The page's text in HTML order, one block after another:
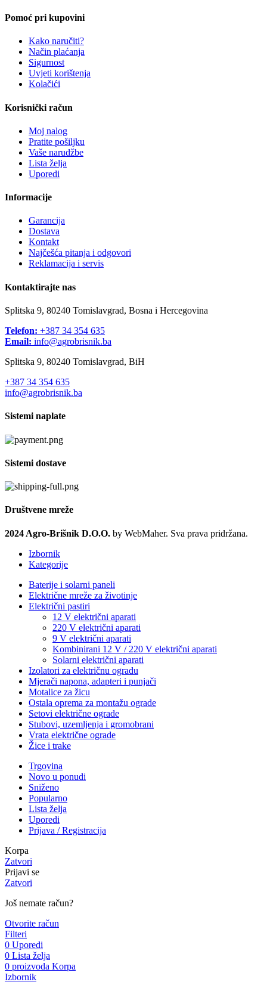
Pomoć pri kupovini
Kako naručiti?
Način plaćanja
Sigurnost
Uvjeti korištenja
Kolačići
Korisnički račun
Moj nalog
Pratite pošiljku
Vaše narudžbe
Lista želja
Uporedi
Informacije
Garancija
Dostava
Kontakt
Najčešća pitanja i odgovori
Reklamacija i servis
Kontaktirajte nas
Splitska 9, 80240 Tomislavgrad, Bosna i Hercegovina
Telefon: +387 34 354 635
Email: info@agrobrisnik.ba
Splitska 9, 80240 Tomislavgrad, BiH
+387 34 354 635
info@agrobrisnik.ba
Sistemi naplate
Sistemi dostave
Društvene mreže
2024 Agro-Brišnik D.O.O. by WebMaher. Sva prava pridržana.
Izbornik
Kategorije
Baterije i solarni paneli
Električne mreže za životinje
Električni pastiri
12 V električni aparati
220 V električni aparati
9 V električni aparati
Kombinirani 12 V / 220 V električni aparati
Solarni električni aparati
Izolatori za električnu ogradu
Mjerači napona, adapteri i punjači
Motalice za žicu
Ostala oprema za montažu ograde
Setovi električne ograde
Stubovi, uzemljenja i gromobrani
Vrata električne ograde
Žice i trake
Trgovina
Novo u ponudi
Sniženo
Popularno
Lista želja
Uporedi
Prijava / Registracija
Korpa
Zatvori
Prijavi se
Zatvori
Još nemate račun?
Otvorite račun
Filteri
0 Uporedi
0 Lista želja
0 proizvoda Korpa
Izbornik